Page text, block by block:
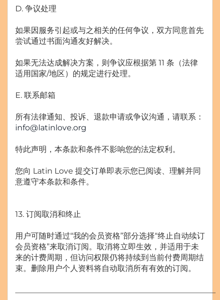
D. 争议处理
如果因服务引起或与之相关的任何争议，双方同意首先
尝试通过书面沟通友好解决。
如果无法达成解决方案，则争议应根据第 11 条（法律
适用国家/地区）的规定进行处理。
E. 联系邮箱
所有法律通知、投诉、退款申请或争议沟通，请联系：
info@latinlove.org
特此声明，本条款和条件不影响您的法定权利。
您向 Latin Love 提交订单即表示您已阅读、理解并同
意遵守本条款和条件。
13. 订阅取消和终止
用户可随时通过“我的会员资格”部分选择“终止自动续订
会员资格”来取消订阅。取消将立即生效，并适用于未
来的计费周期，但访问权限仍将持续到当前付费周期结
束。删除用户个人资料将自动取消所有有效的订阅。